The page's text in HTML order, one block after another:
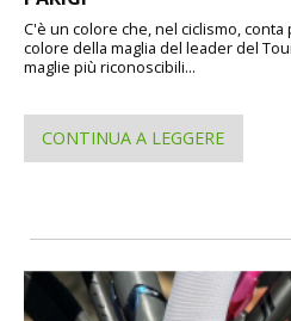
C'è un colore che, nel ciclismo, conta
colore della maglia del leader del
maglie più riconoscibili...
CONTINUA A LEGGERE